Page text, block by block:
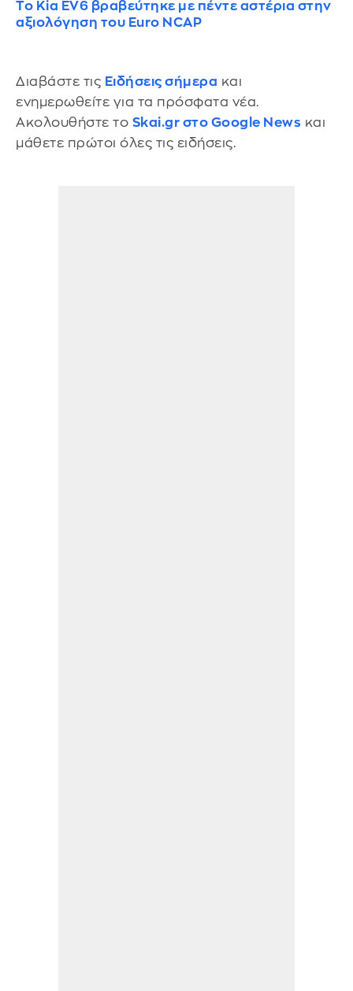
Το Kia EV6 βραβεύτηκε με πέντε αστέρια στην
αξιολόγηση του Euro NCAP
Διαβάστε τις Ειδήσεις σήμερα και
ενημερωθείτε για τα πρόσφατα νέα.
Ακολουθήστε το Skai.gr στο Google News και
μάθετε πρώτοι όλες τις ειδήσεις.